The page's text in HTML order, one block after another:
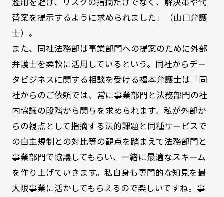
替案を提示するように求められました」（山口弁護
士）。
また、同社法務部は事業部門への提案のために外部
弁護士を柔軟に活用しているという。同社からデー
タビジネスに関する相談を受ける福本弁護士は「同
社からのご依頼では、常に事業部門と法務部門の社
内協議の段階から関与を求められます。私が外部か
らの視点として指摘する法的課題と同種サービスで
の自主規制との対比等の観点を踏まえて法務部門と
事業部門で協議してもらい、一緒に最適なスキーム
を作り上げていきます。私自身も専門的な知見を最
大限事業に活かしてもらえるので楽しいですね。事